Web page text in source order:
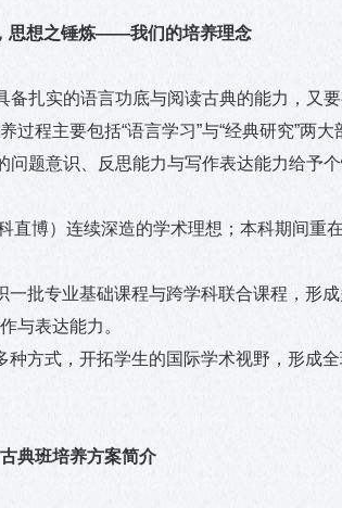
思想之锤炼——我们的培养理念
扎实的语言功底与阅读古典的能力，又要
程主要包括“语言学习”与“经典研究”两大
问题意识、反思能力与写作表达能力给予
直博）连续深造的学术理想；本科期间重
一批专业基础课程与跨学科联合课程，形
与表达能力。
种方式，开拓学生的国际学术视野，形成
典班培养方案简介